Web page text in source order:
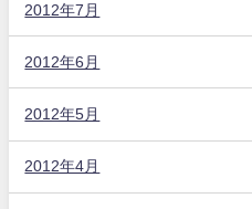
2012年7月
2012年6月
2012年5月
2012年4月